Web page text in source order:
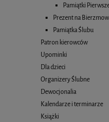
Pamiątki
Prezent na
Pamiątka Ślubu
Patron kierowców
Upominki
Dla dzieci
Organizery Ślubne
Dewocjonalia
Kalendarze i terminarze
Książki